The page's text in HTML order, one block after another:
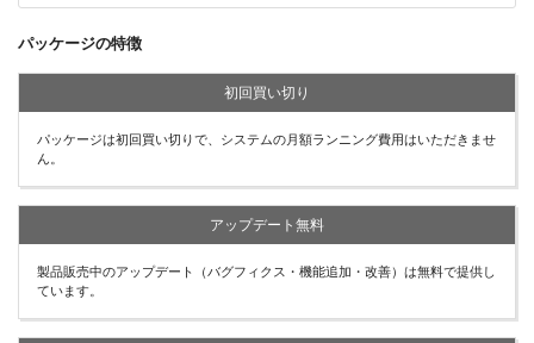
パッケージの特徴
初回買い切り
パッケージは初回買い切りで、システムの月額ランニング費用はいただきませ
ん。
アップデート無料
製品販売中のアップデート（バグフィクス・機能追加・改善）は無料で提供し
ています。